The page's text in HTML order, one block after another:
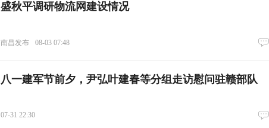
盛秋平调研物流网建设情况
南昌发布 08-03 07:48
八一建军节前夕，尹弘叶建春等分组走访慰问驻赣部队
07-31 22:30